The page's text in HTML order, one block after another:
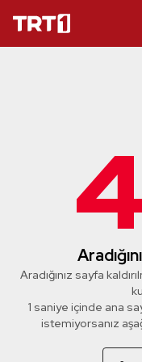
Aradığınız sayfa
1 saniye içinde ana
istemiyorsanız